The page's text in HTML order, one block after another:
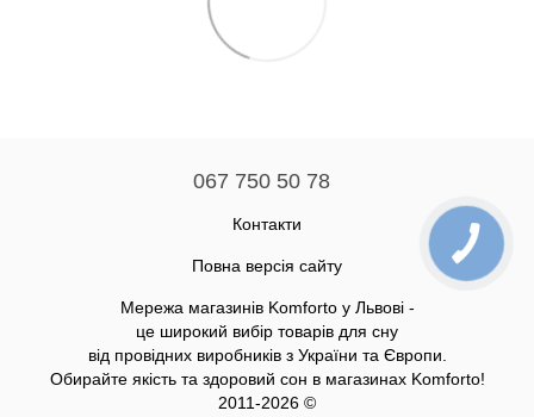
067 750 50 78
Контакти
Повна версія сайту
Мережа магазинів Komforto у Львові -
це широкий вибір товарів для сну
від провідних виробників з України та Європи.
Обирайте якість та здоровий сон в магазинах Komforto!
2011-2026 ©